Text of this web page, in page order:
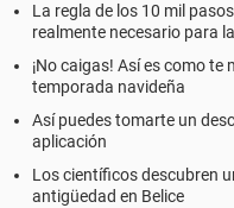
La regla de los 10 mil
realmente necesario para
¡No caigas! Así es como
temporada navideña
Así puedes tomarte un
aplicación
Los científicos descubren
antigüedad en Belice